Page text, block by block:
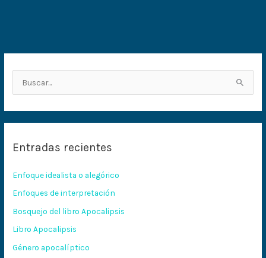
a
p
o
r
:
Entradas recientes
Enfoque idealista o alegórico
Enfoques de interpretación
Bosquejo del libro Apocalipsis
Libro Apocalipsis
Género apocalíptico